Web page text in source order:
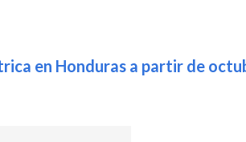
en Honduras a partir de